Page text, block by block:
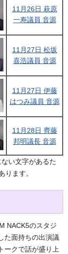
11月26日 萩原
一寿議員 音源
11月27日 松坂
喜浩議員 音源
11月27日 伊藤
はつみ議員 音源
11月28日 齊藤
邦明議長 音源
い文字があるた
ります。
NACK5のスタジ
た面持ちの出演議
ークで話が盛り上